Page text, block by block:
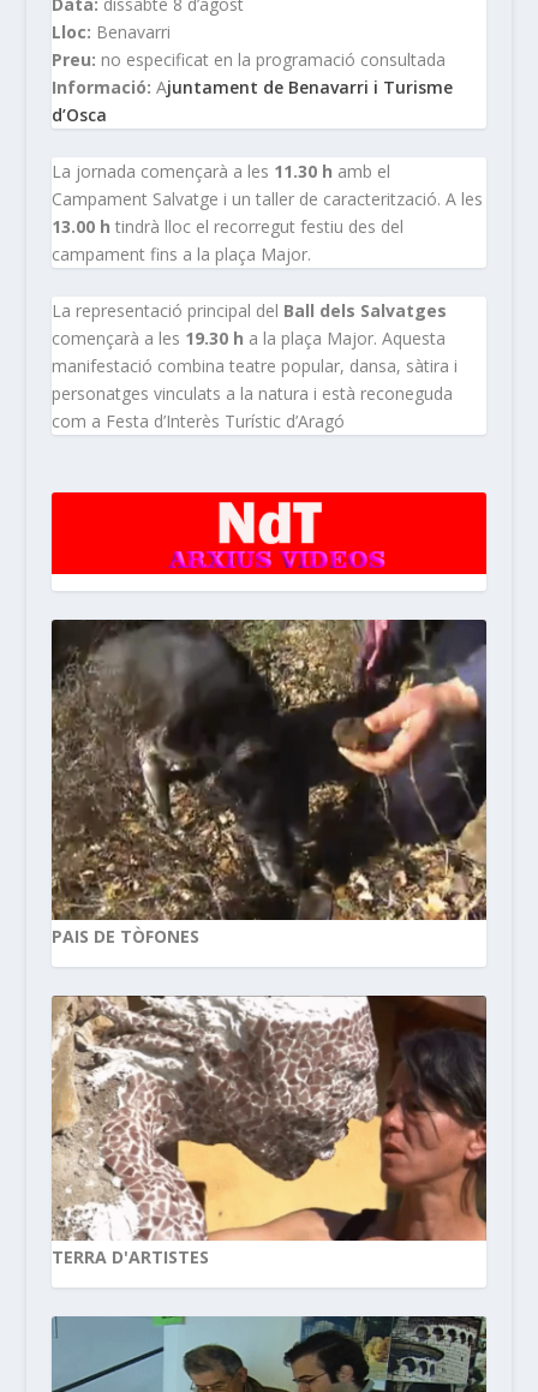
Data: dissabte 8 d’agost
Lloc: Benavarri
Preu: no especificat en la programació consultada
Informació: Ajuntament de Benavarri i Turisme
d’Osca
La jornada començarà a les 11.30 h amb el
Campament Salvatge i un taller de caracterització. A les
13.00 h tindrà lloc el recorregut festiu des del
campament fins a la plaça Major.
La representació principal del Ball dels Salvatges
començarà a les 19.30 h a la plaça Major. Aquesta
manifestació combina teatre popular, dansa, sàtira i
personatges vinculats a la natura i està reconeguda
com a Festa d’Interès Turístic d’Aragó
PAIS DE TÒFONES
TERRA D'ARTISTES